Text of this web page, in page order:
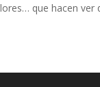
que hacen